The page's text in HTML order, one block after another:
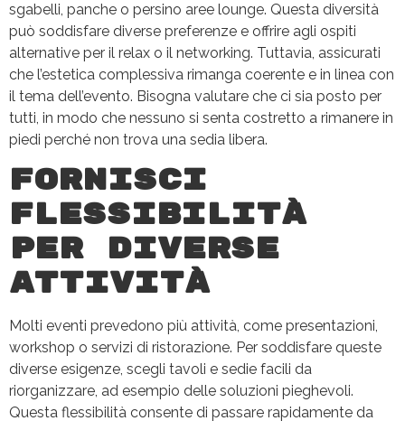
sgabelli, panche o persino aree lounge. Questa diversità
può soddisfare diverse preferenze e offrire agli ospiti
alternative per il relax o il networking. Tuttavia, assicurati
che l’estetica complessiva rimanga coerente e in linea con
il tema dell’evento. Bisogna valutare che ci sia posto per
tutti, in modo che nessuno si senta costretto a rimanere in
piedi perché non trova una sedia libera.
Fornisci
flessibilità
per diverse
attività
Molti eventi prevedono più attività, come presentazioni,
workshop o servizi di ristorazione. Per soddisfare queste
diverse esigenze, scegli tavoli e sedie facili da
riorganizzare, ad esempio delle soluzioni pieghevoli.
Questa flessibilità consente di passare rapidamente da